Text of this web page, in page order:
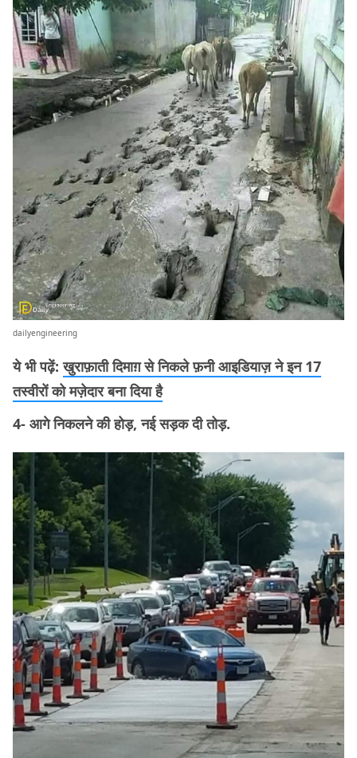
dailyengineering
ये भी पढ़ें:खुराफ़ाती दिमाग़ से निकले फ़नी आइडियाज़ ने इन 17
तस्वीरों को मज़ेदार बना दिया है
4- आगे निकलने की होड़, नई सड़क दी तोड़.